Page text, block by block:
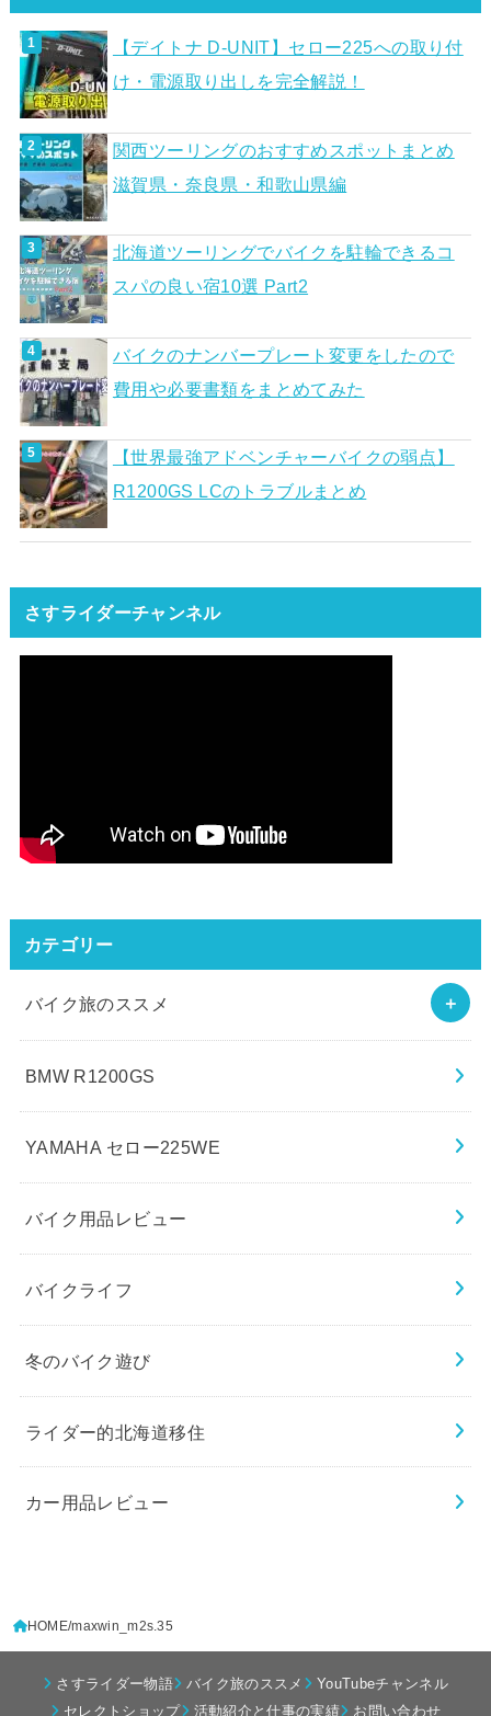
【デイトナ D-UNIT】セロー225への取り付
け・電源取り出しを完全解説！
関西ツーリングのおすすめスポットまとめ
滋賀県・奈良県・和歌山県編
北海道ツーリングでバイクを駐輪できるコ
スパの良い宿10選 Part2
バイクのナンバープレート変更をしたので
費用や必要書類をまとめてみた
【世界最強アドベンチャーバイクの弱点】
R1200GS LCのトラブルまとめ
さすライダーチャンネル
カテゴリー
バイク旅のススメ
BMW R1200GS
YAMAHA セロー225WE
バイク用品レビュー
バイクライフ
冬のバイク遊び
ライダー的北海道移住
カー用品レビュー
HOME maxwin_m2s.35
さすライダー物語 バイク旅のススメ
YouTubeチャンネル
セレクトショップ
活動紹介と仕事の実績 お問い合わせ